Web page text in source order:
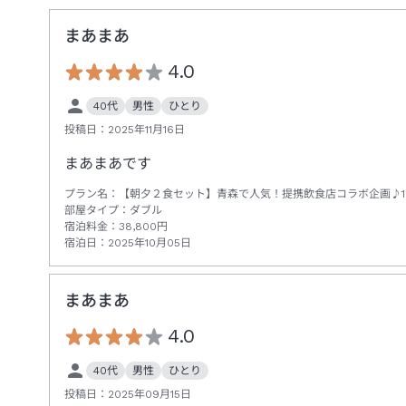
まあまあ
4.0
40代 男性
ひとり
投稿日： 2025年11月16日
まあまあです
プラン名：
【朝夕２食セット】青森で人気！提携飲食店コラボ企画
部屋タイプ： ダブル
宿泊料金： 38,800 円
宿泊日： 2025年10月05日
まあまあ
4.0
40代 男性
ひとり
投稿日： 2025年09月15日